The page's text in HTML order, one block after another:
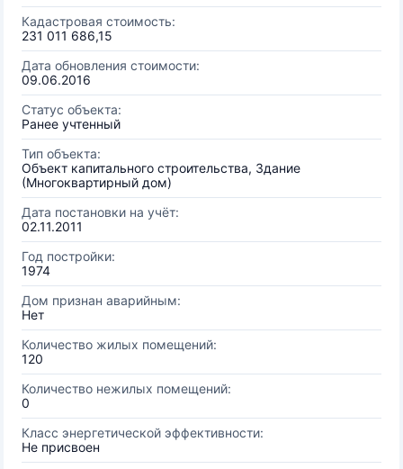
Кадастровая стоимость:
231 011 686,15
Дата обновления стоимости:
09.06.2016
Статус объекта:
Ранее учтенный
Тип объекта:
Объект капитального строительства, Здание
(Многоквартирный дом)
Дата постановки на учёт:
02.11.2011
Год постройки:
1974
Дом признан аварийным:
Нет
Количество жилых помещений:
120
Количество нежилых помещений:
0
Класс энергетической эффективности:
Не присвоен